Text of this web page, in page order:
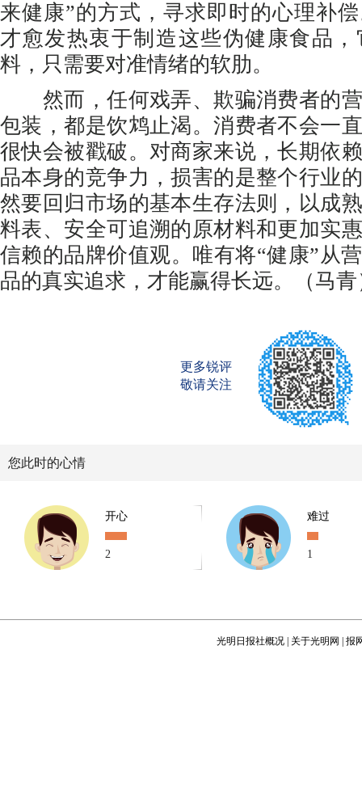
来健康”的方式，寻求即时的心理补
才愈发热衷于制造这些伪健康食品
料，只需要对准情绪的软肋。
然而，任何戏弄、欺骗消费者的营
包装，都是饮鸩止渴。消费者不会一
很快会被戳破。对商家来说，长期依
品本身的竞争力，损害的是整个行业
然要回归市场的基本生存法则，以成
料表、安全可追溯的原材料和更加实
信赖的品牌价值观。唯有将“健康”从
品的真实追求，才能赢得长远。（马青
更多锐评
敬请关注
您此时的心情
开心
2
难过
1
光明日报社概况 关于光明网 报